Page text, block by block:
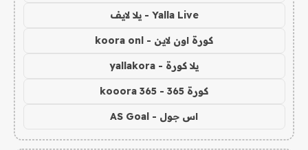
Yalla Live - يلا لايف
كورة اون لاين - koora onl
يلا كورة - yallakora
كورة 365 - kooora 365
اس جول - AS Goal